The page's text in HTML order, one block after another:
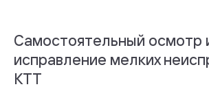
Самостоятельный осмотр
исправление мелких
КТТ